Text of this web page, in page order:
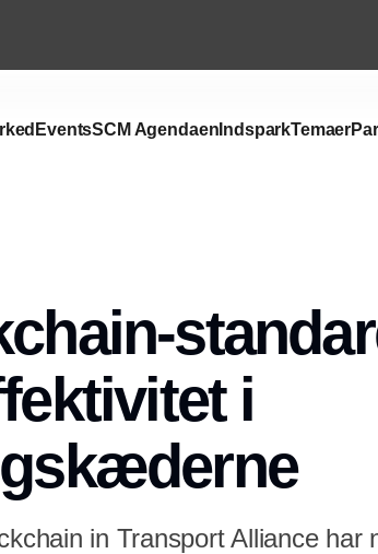
EventsSCM Agendaen IndsparkTemaer
i
in Transport Alliance har